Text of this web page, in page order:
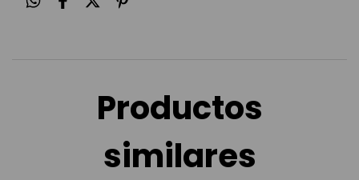
Productos
similares